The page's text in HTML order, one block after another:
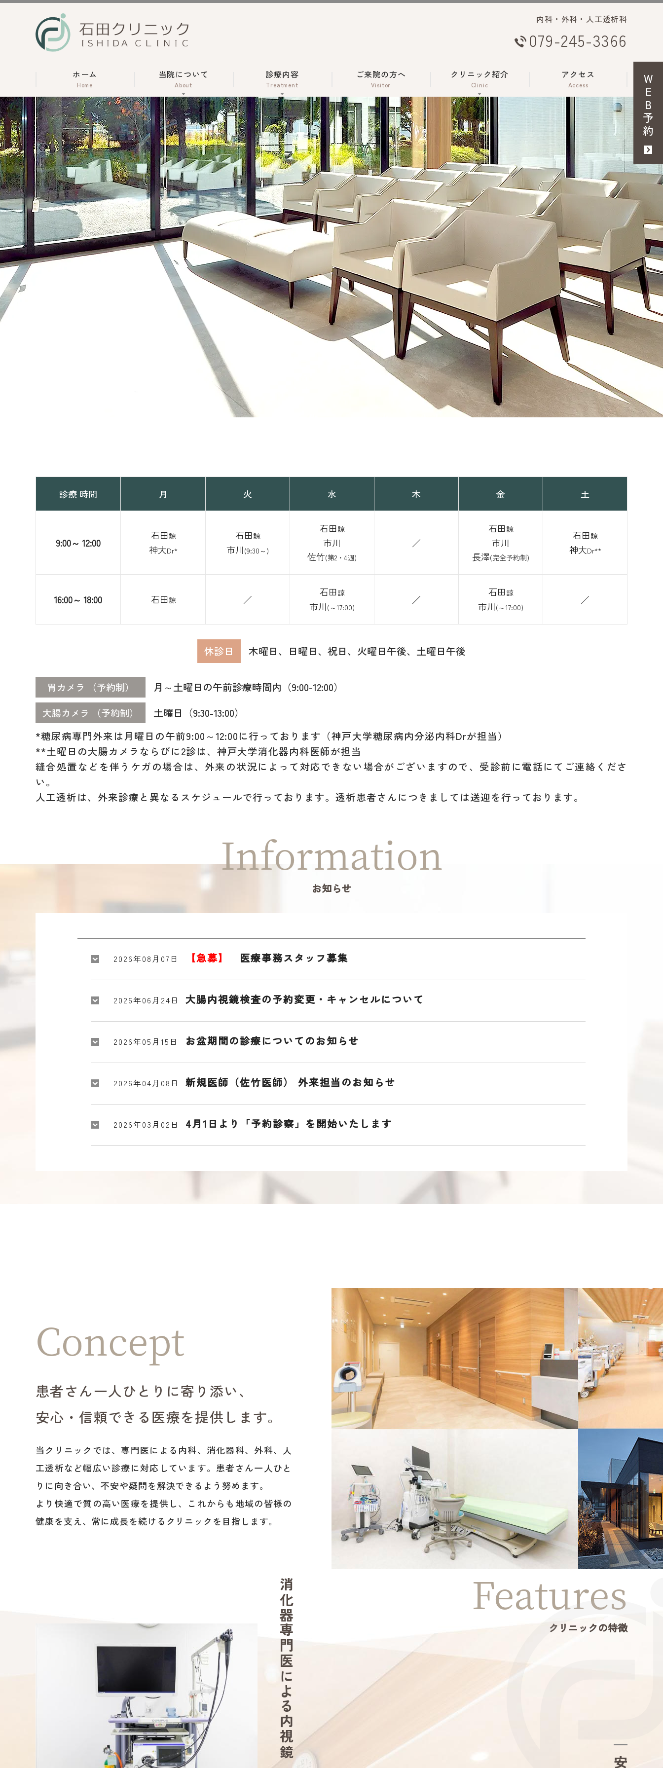
内科・外科・人工透析科
079-245-3366
WEB予約
ホーム
Home
当院について
About
診療内容
Treatment
ご来院の方へ
Visitor
クリニック紹介
Clinic
アクセス
Access
休診日 木曜日、日曜日、祝日、火曜日午後、土曜日午後
診療 時間 月 火 水 木 金 土
9:00～ 12:00
石田諒
神大Dr*
石田諒
市川(9:30～)
石田諒
市川
佐竹(第2・4週)
／
石田諒
市川
長澤(完全予約制)
石田諒
神大Dr**
16:00～ 18:00 石田諒 ／
石田諒
市川(～17:00)
／
石田諒
市川(～17:00)
／
胃カメラ （予約制） 月～土曜日の午前診療時間内（9:00-12:00）
大腸カメラ （予約制）
土曜日（9:30-13:00）
*糖尿病専門外来は月曜日の午前9:00～12:00に行っております（神戸大学糖尿病内分泌内科Drが担当）
**土曜日の大腸カメラならびに2診は、神戸大学消化器内科医師が担当
縫合処置などを伴うケガの場合は、外来の状況によって対応できない場合がございますので、受診前に電話にてご連絡くださ
い。
人工透析は、外来診療と異なるスケジュールで行っております。透析患者さんにつきましては送迎を行っております。
Information
お知らせ
2026年08月07日 【急募】 医療事務スタッフ募集
2026年06月24日 大腸内視鏡検査の予約変更・キャンセルについて
2026年05月15日 お盆期間の診療についてのお知らせ
2026年04月08日 新規医師（佐竹医師） 外来担当のお知らせ
2026年03月02日 4月1日より「予約診察」を開始いたします
石田伸子医師、石田司医師退職のお知らせ
Concept
患者さん一人ひとりに寄り添い、
安心・信頼できる医療を提供します。
当クリニックでは、専門医による内科、消化器科、外科、人
工透析など幅広い診療に対応しています。患者さん一人ひと
りに向き合い、不安や疑問を解決できるよう努めます。
より快適で質の高い医療を提供し、これからも地域の皆様の
健康を支え、常に成長を続けるクリニックを目指します。
Features
クリニックの特徴
消化器専門医による内視鏡